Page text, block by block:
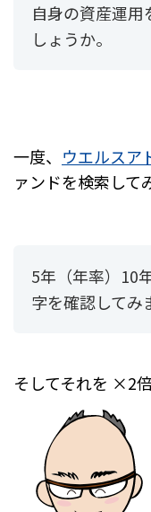
自身の資産運
しょうか。
一度、 ウエルスア
ァンドを検索して
5年（年率）10
字を確認してみ
そしてそれを ×2